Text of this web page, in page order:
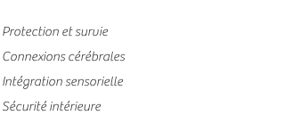
Protection et survie
Connexions cérébrales
Intégration sensorielle
Sécurité intérieure